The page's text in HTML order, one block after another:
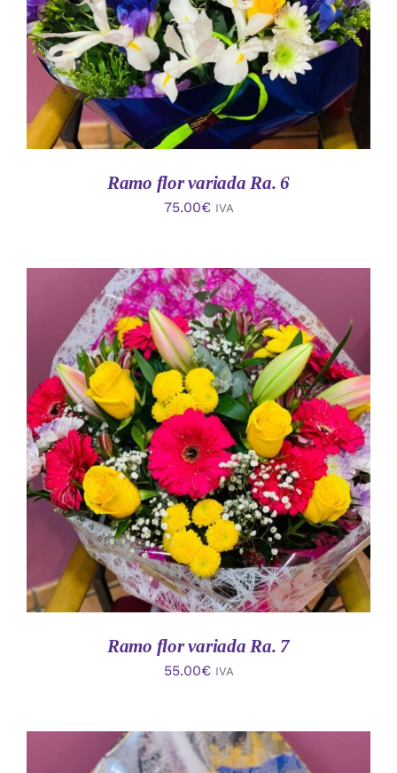
Ramo flor variada Ra. 6
75.00€ IVA
AÑADIR AL CARRITO
/
DETALLES
Ramo flor variada Ra. 7
55.00€ IVA